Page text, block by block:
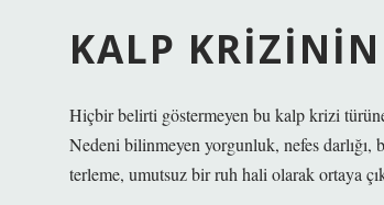
KALP
Hiçbir belirti göstermeyen bu kalp krizi
Nedeni bilinmeyen yorgunluk, nefes darlığı,
terleme, umutsuz bir ruh hali olarak ortaya